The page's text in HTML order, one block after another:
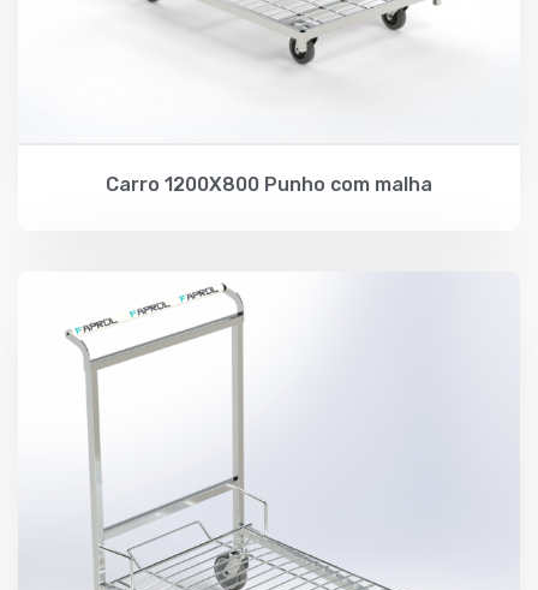
Carro 1200X800 Punho com malha